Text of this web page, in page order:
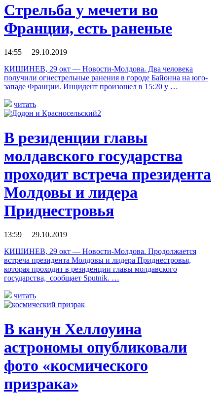
Стрельба у мечети во
Франции, есть раненые
14:55 29.10.2019
КИШИНЕВ, 29 окт — Новости-Молдова. Два человека
получили огнестрельные ранения в городе Байонна на юго-
западе Франции. Инцидент произошел в 15:20 у …
читать
В резиденции главы
молдавского государства
проходит встреча президента
Молдовы и лидера
Приднестровья
13:59 29.10.2019
КИШИНЕВ, 29 окт — Новости-Молдова. Продолжается
встреча президента Молдовы и лидера Приднестровья,
которая проходит в резиденции главы молдавского
государства, сообщает Sputnik. …
читать
В канун Хеллоуина
астрономы опубликовали
фото «космического
призрака»